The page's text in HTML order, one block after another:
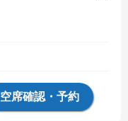
空席確認・予約